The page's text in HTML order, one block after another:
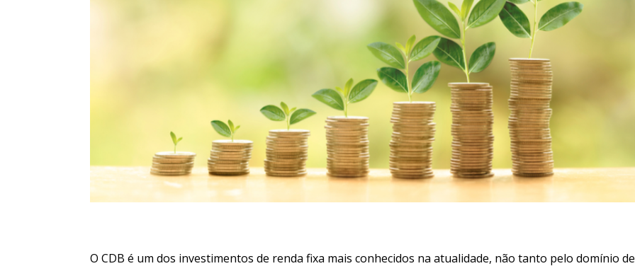
O CDB é um dos investimentos de renda fixa mais conhecidos na atualidade, não tanto pelo domínio